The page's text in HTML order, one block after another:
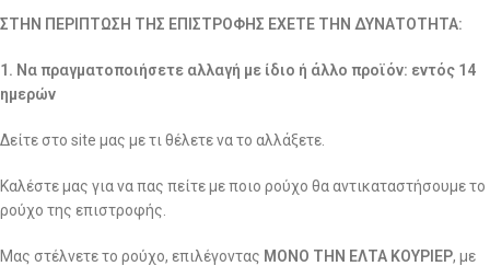
ΣΤΗΝ ΠΕΡΙΠΤΩΣΗ ΤΗΣ ΕΠΙΣΤΡΟΦΗΣ ΕΧΕΤΕ ΤΗΝ ΔΥΝΑΤΟΤΗΤΑ:
1. Να πραγματοποιήσετε αλλαγή με ίδιο ή άλλο προϊόν: εντός 14
ημερών
Δείτε στο site μας με τι θέλετε να το αλλάξετε.
Καλέστε μας για να πας πείτε με ποιο ρούχο θα αντικαταστήσουμε το
ρούχο της επιστροφής.
Μας στέλνετε το ρούχο, επιλέγοντας ΜΟΝΟ ΤΗΝ ΕΛΤΑ ΚΟΥΡΙΕΡ, με